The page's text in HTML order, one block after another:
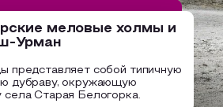
район
меловые холмы и
Урман
представляет собой типичную
дубраву, окружающую
Старая Белогорка.